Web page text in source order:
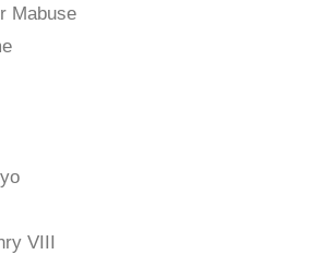
Mabuse
VIII